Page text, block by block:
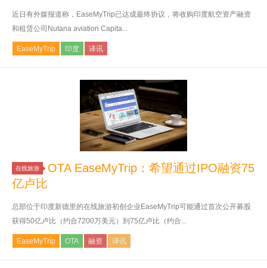
近日有外媒报道称，EaseMyTrip已达成最终协议，将收购印度航空资产融资
和租赁公司Nutana aviation Capita...
EaseMyTrip 印度 译讯
在线旅游
OTA EaseMyTrip：希望通过IPO融资75
亿卢比
总部位于印度新德里的在线旅游初创企业EaseMyTrip可能通过首次公开募股
获得50亿卢比（约合7200万美元）到75亿卢比（约合...
EaseMyTrip OTA 融资 译讯